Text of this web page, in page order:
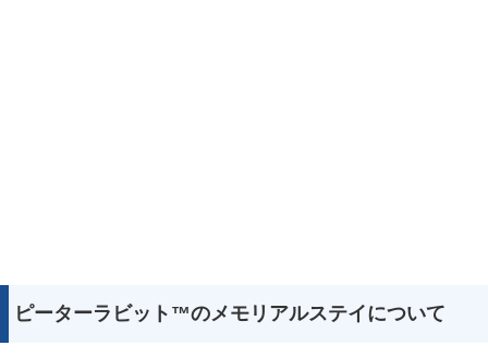
ピーターラビット™のメモリアルステイについて